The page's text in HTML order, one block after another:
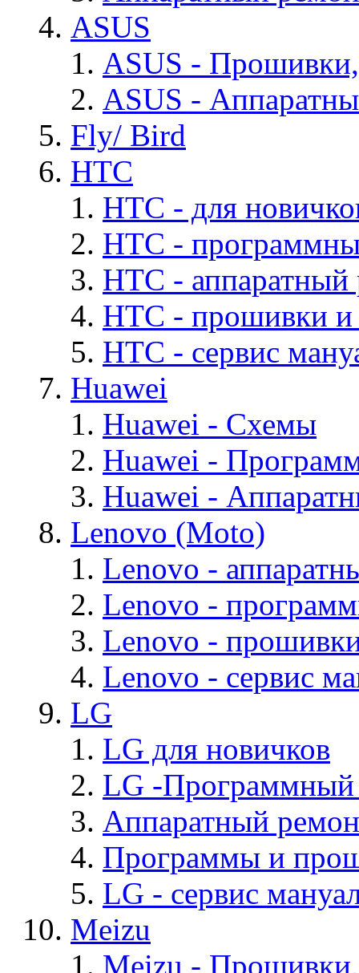
ASUS
ASUS -
ASUS -
Fly/ Bird
HTC
HTC - для
HTC -
HTC - аппаратный
HTC - прошивки
HTC - cервис
Huawei
Huawei - Cхемы
Huawei -
Huawei -
Lenovo (Moto)
Lenovo -
Lenovo -
Lenovo -
Lenovo - cервис
LG
LG для новичков
LG -Программный
Аппаратный
Программы и
LG - cервис
Meizu
Meizu -